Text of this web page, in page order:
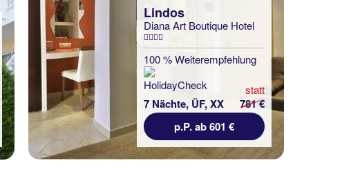
Lindos
Diana Art Boutique Hotel
100 % Weiterempfehlung
7 Nächte, ÜF, XX
statt
781 €
p.P. ab 601 €